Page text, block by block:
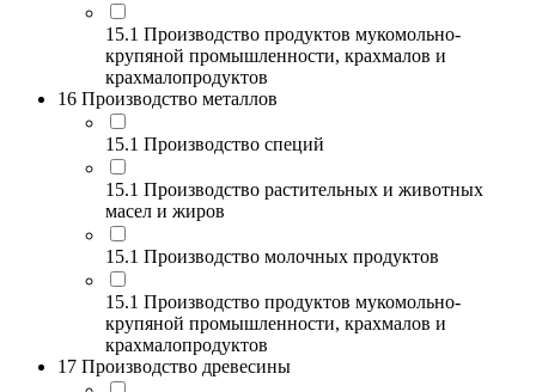
15.1 Производство продуктов мукомольно-
крупяной промышленности, крахмалов и
крахмалопродуктов
16 Производство металлов
15.1 Производство специй
15.1 Производство растительных и животных
масел и жиров
15.1 Производство молочных продуктов
15.1 Производство продуктов мукомольно-
крупяной промышленности, крахмалов и
крахмалопродуктов
17 Производство древесины